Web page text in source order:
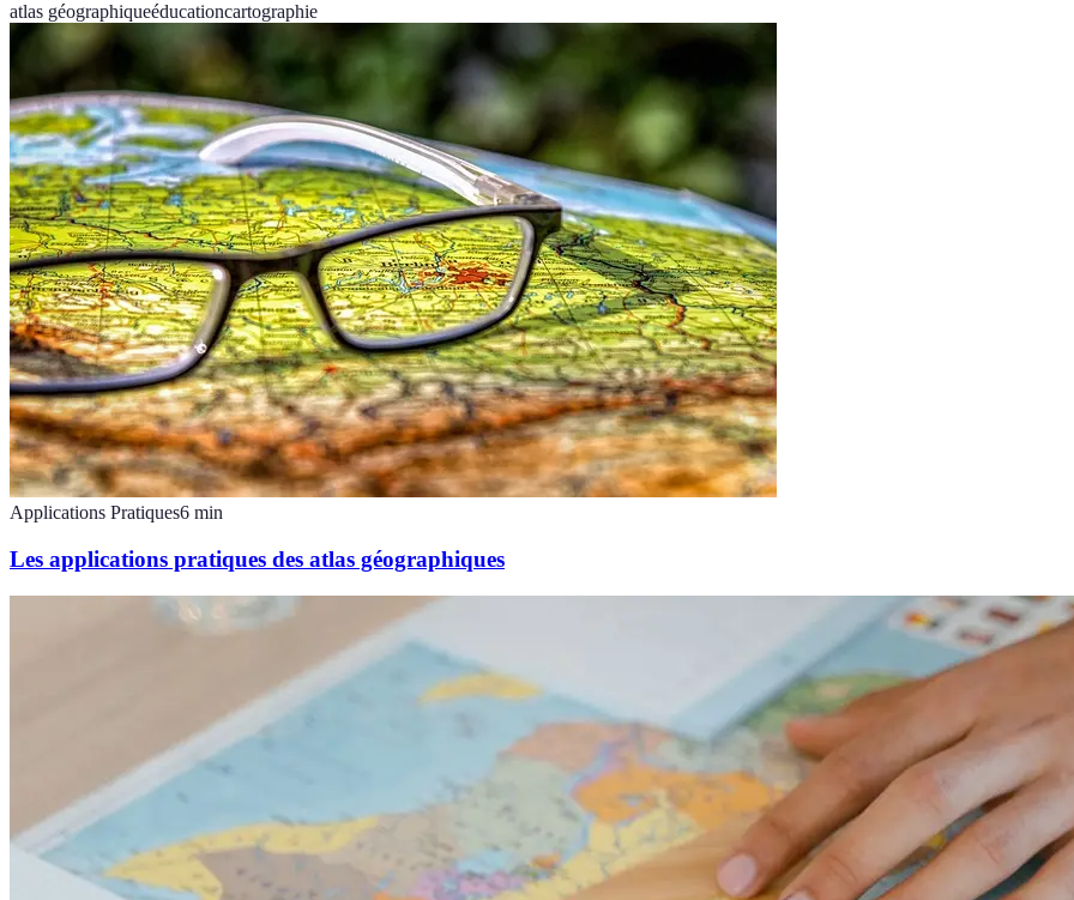
atlas géographiqueéducationcartographie
Applications Pratiques6 min
Les applications pratiques des atlas géographiques